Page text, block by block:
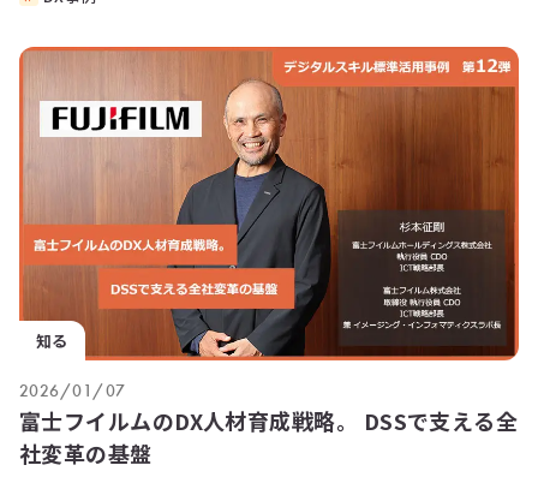
知る
2026/01/07
富士フイルムのDX人材育成戦略。 DSSで支える全
社変革の基盤